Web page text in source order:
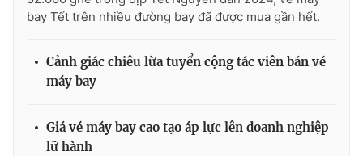
bay Tết trên nhiều đường bay đã được mua gần hết.
Cảnh giác chiêu lừa tuyển cộng tác viên bán vé
máy bay
Giá vé máy bay cao tạo áp lực lên doanh nghiệp
lữ hành